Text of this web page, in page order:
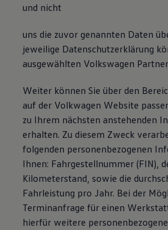
und nicht
uns die zuvor genannten Daten
jeweilige Datenschutzerklärung
ausgewählten Volkswagen
Weiter können Sie über den
auf der Volkwagen Website
zu Ihrem nächsten anstehenden
erhalten. Zu diesem Zweck
folgenden personenbezogenen
Ihnen: Fahrgestellnummer (FIN),
Kilometerstand, sowie die
Fahrleistung pro Jahr. Bei der
Terminanfrage für einen
hierfür weitere